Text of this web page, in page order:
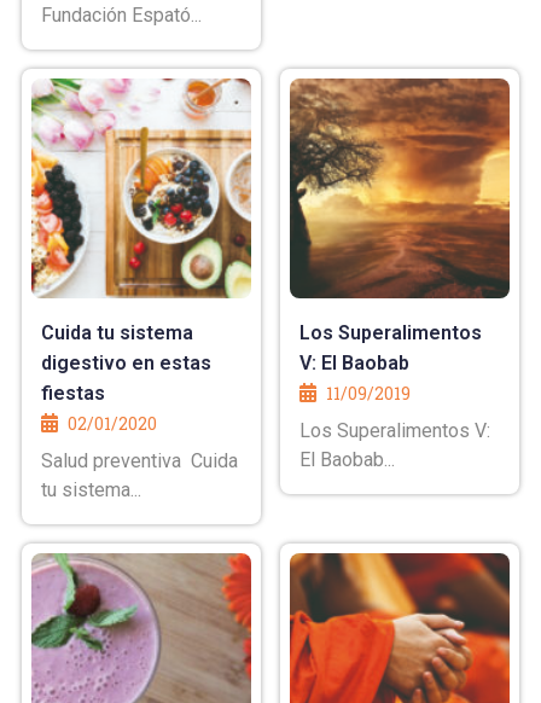
Fundación Espató...
Cuida tu sistema
digestivo en estas
fiestas
02/01/2020
Salud preventiva Cuida
tu sistema...
Los Superalimentos
V: El Baobab
11/09/2019
Los Superalimentos V:
El Baobab...